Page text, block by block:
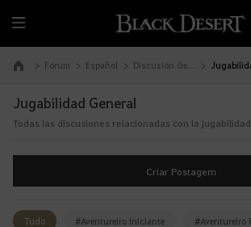
T
u
d
Ir à Página Inicial Fórum Español
Jugabilidad General
Todas las discusiones relacionadas con la
Criar Postagem
Tudo #Aventureiro Iniciante #Aventureiro